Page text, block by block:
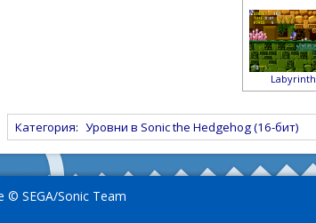
Labyrinth
Категория: Уровни в Sonic the Hedgehog (16-бит)
© SEGA/Sonic Team